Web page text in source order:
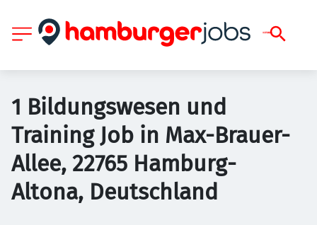
1 Bildungswesen und
Training Job in Max-Brauer-
Allee, 22765 Hamburg-
Altona, Deutschland